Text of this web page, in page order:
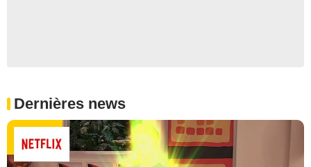
Dernières news